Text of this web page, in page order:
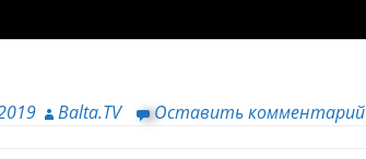
Balta.TV Оставить комментарий